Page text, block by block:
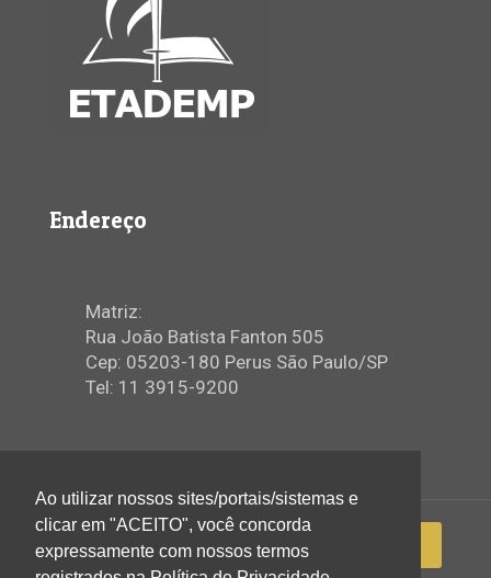
Endereço
Matriz:
Rua João Batista Fanton 505
Cep: 05203-180 Perus São Paulo/SP
Tel: 11 3915-9200
Ao utilizar nossos sites/portais/sistemas e
clicar em "ACEITO", você concorda
expressamente com nossos termos